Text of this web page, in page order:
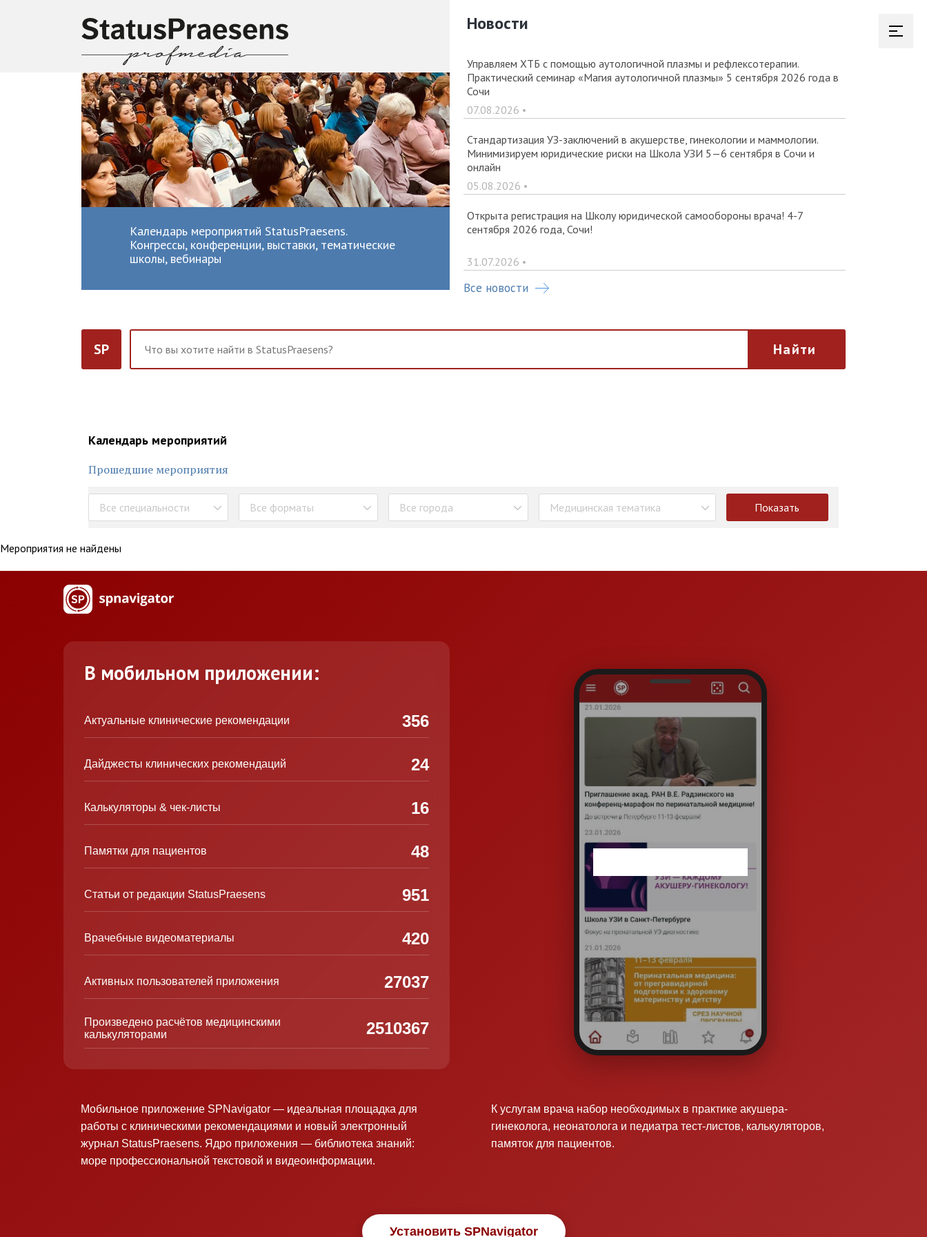
Календарь мероприятий StatusPraesens.
Конгрессы, конференции, выставки, тематические
школы, вебинары
Новости
Управляем ХТБ с помощью аутологичной плазмы и рефлексотерапии.
Практический семинар «Магия аутологичной плазмы» 5 сентября 2026 года в
Сочи
07.08.2026 •
Стандартизация УЗ-заключений в акушерстве, гинекологии и маммологии.
Минимизируем юридические риски на Школа УЗИ 5—6 сентября в Сочи и
онлайн
05.08.2026 •
Открыта регистрация на Школу юридической самообороны врача! 4-7
сентября 2026 года, Сочи!
31.07.2026 •
Все новости
SP Найти
Календарь мероприятий
Прошедшие мероприятия
Все специальности Все форматы Все города Медицинская тематика Показать
Мероприятия не найдены
В мобильном приложении:
Актуальные клинические рекомендации 356
Дайджесты клинических рекомендаций 24
Калькуляторы & чек-листы 16
Памятки для пациентов 48
Статьи от редакции StatusPraesens 951
Врачебные видеоматериалы 420
Активных пользователей приложения 27037
Произведено расчётов медицинскими
калькуляторами
2510367
Мобильное приложение SPNavigator — идеальная площадка для
работы с клиническими рекомендациями и новый электронный
журнал StatusPraesens. Ядро приложения — библиотека знаний:
море профессиональной текстовой и видеоинформации.
К услугам врача набор необходимых в практике акушера-
гинеколога, неонатолога и педиатра тест-листов, калькуляторов,
памяток для пациентов.
Установить SPNavigator